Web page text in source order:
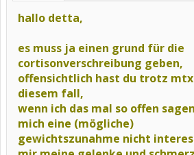
hallo detta,
es muss ja einen grund für die
cortisonverschreibung geben,
offensichtlich hast du trotz mtx
diesem fall,
wenn ich das mal so offen
mich eine (mögliche)
gewichtszunahme nicht